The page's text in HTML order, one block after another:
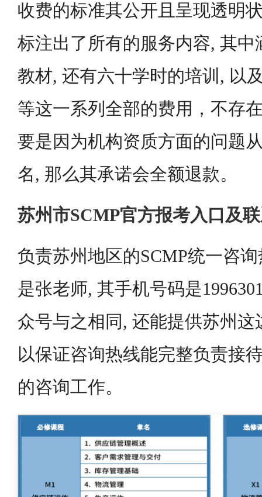
收费的标准其公开且呈现透明
标注出了所有的服务内容, 其
教材, 还有六十学时的培训, 以
等这一系列全部的费用，不存
要是因为机构资质方面的问题
名, 那么其承诺会全额退款。
苏州市SCMP官方报考入口及
负责苏州地区的SCMP统一咨
是张老师, 其手机号码是
众号与之相同, 还能提供苏州
以保证咨询热线能完整负责接
的咨询工作。